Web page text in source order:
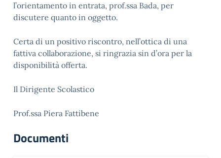
l’orientamento in entrata, prof.ssa Bada, per
discutere quanto in oggetto.
Certa di un positivo riscontro, nell’ottica di una
fattiva collaborazione, si ringrazia sin d’ora per la
disponibilità offerta.
Il Dirigente Scolastico
Prof.ssa Piera Fattibene
Documenti